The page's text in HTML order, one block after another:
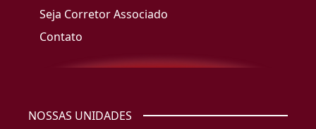
Seja Corretor Associado
Contato
NOSSAS UNIDADES